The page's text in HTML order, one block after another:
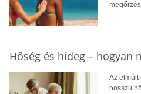
Hőség és hideg – hogyan
Az elmúlt
hosszú